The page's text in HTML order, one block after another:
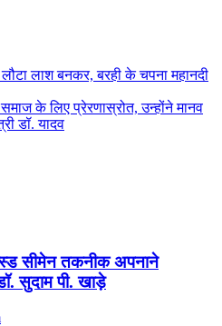
लाश बनकर, बरही के चपना महानदी
के लिए प्रेरणास्रोत, उन्होंने मानव
डॉ. यादव
सीमेन तकनीक अपनाने
सुदाम पी. खाड़े